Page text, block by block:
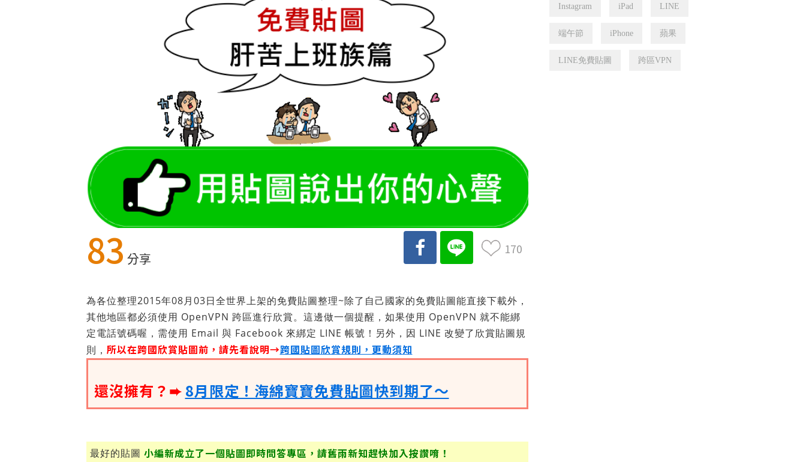
Instagram iPad LINE
端午節 iPhone 蘋果
LINE免費貼圖 跨區VPN
83 分享
170
為各位整理2015年08月03日全世界上架的免費貼圖整理~除了自己國家的免費貼圖能直接下載外，
其他地區都必須使用 OpenVPN 跨區進行欣賞。這邊做一個提醒，如果使用 OpenVPN 就不能綁
定電話號碼喔，需使用 Email 與 Facebook 來綁定 LINE 帳號！另外，因 LINE 改變了欣賞貼圖規
則， 所以在跨國欣賞貼圖前，請先看說明→跨國貼圖欣賞規則，更動須知
還沒擁有？➨ 8月限定！海綿寶寶免費貼圖快到期了～
小編新成立了一個貼圖即時問答專區，請舊雨新知趕快加入按讚唷！
最好的貼圖